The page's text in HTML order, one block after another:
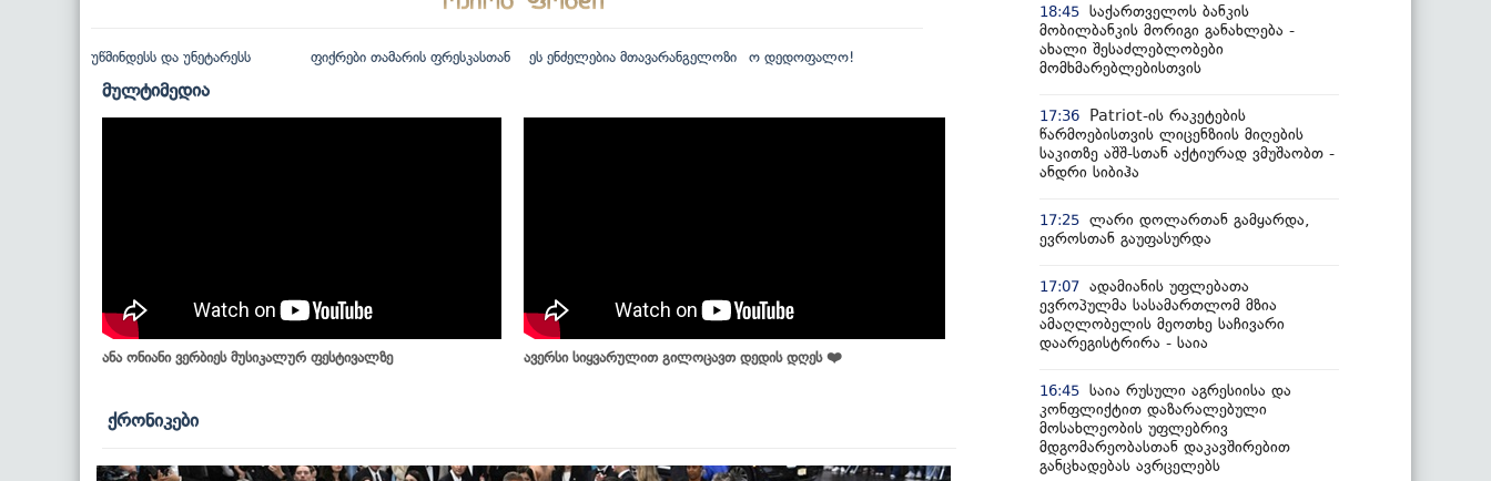
უწმინდესს და უნეტარესს ფიქრები თამარის ფრესკასთან ეს ენძელებია მთავარანგელოზი ო დედოფალო!
მულტიმედია
ანა ონიანი ვერბიეს მუსიკალურ ფესტივალზე ავერსი სიყვარულით გილოცავთ დედის დღეს ❤️
ქრონიკები
18:45 საქართველოს ბანკის
მობილბანკის მორიგი განახლება -
ახალი შესაძლებლობები
მომხმარებლებისთვის
17:36
Patriot-ის რაკეტების
წარმოებისთვის ლიცენზიის მიღების
საკითზე აშშ-სთან აქტიურად ვმუშაობთ -
ანდრი სიბიჰა
17:25 ლარი დოლართან გამყარდა,
ევროსთან გაუფასურდა
17:07 ადამიანის უფლებათა
ევროპულმა სასამართლომ მზია
ამაღლობელის მეოთხე საჩივარი
დაარეგისტრირა - საია
16:45 საია რუსული აგრესიისა და
კონფლიქტით დაზარალებული
მოსახლეობის უფლებრივ
მდგომარეობასთან დაკავშირებით
განცხადებას ავრცელებს